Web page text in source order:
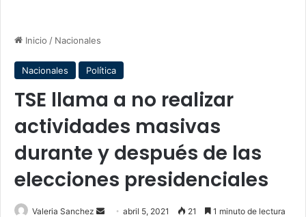
Inicio / Nacionales
Nacionales Política
TSE llama a no realizar
actividades masivas
durante y después de las
elecciones presidenciales
Valeria Sanchez
Sendabril 5, 2021 21 1 minuto de lectura